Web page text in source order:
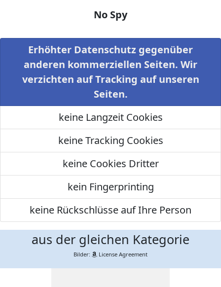
No Spy
Erhöhter Datenschutz gegenüber
anderen kommerziellen Seiten. Wir
verzichten auf Tracking auf unseren
Seiten.
keine Langzeit Cookies
keine Tracking Cookies
keine Cookies Dritter
kein Fingerprinting
keine Rückschlüsse auf Ihre Person
aus der gleichen Kategorie
Bilder: License Agreement